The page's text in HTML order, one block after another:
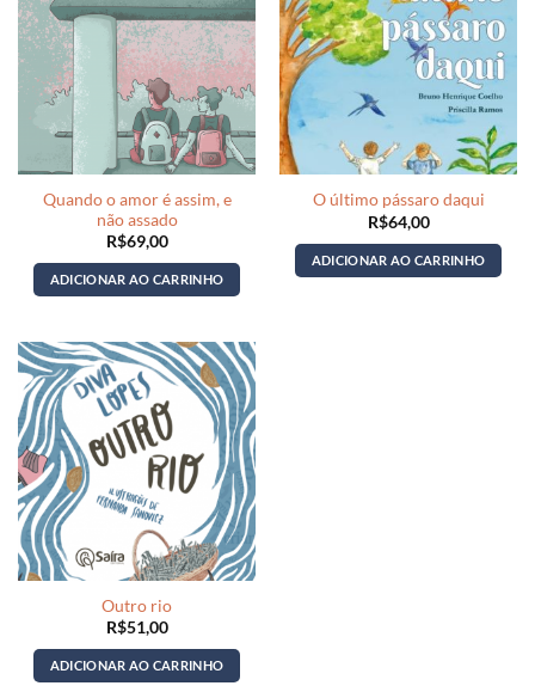
Quando o amor é assim, e
não assado
R$69,00
ADICIONAR AO CARRINHO
O último pássaro daqui
R$64,00
ADICIONAR AO CARRINHO
Outro rio
R$51,00
ADICIONAR AO CARRINHO